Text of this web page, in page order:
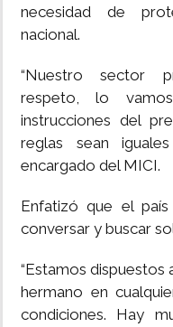
necesidad de
nacional.
“Nuestro sector
respeto, lo
instrucciones del
reglas sean
encargado del MICI.
Enfatizó que el
conversar y buscar
“Estamos dispuestos
hermano en
condiciones. Hay